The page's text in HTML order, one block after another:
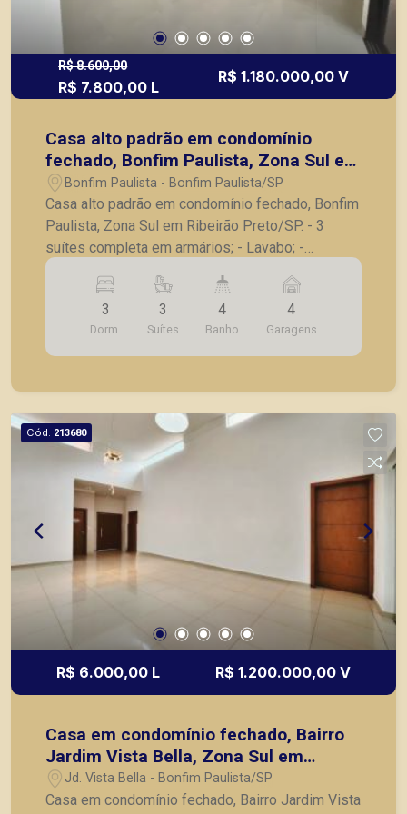
R$ 8.600,00
R$ 7.800,00 L
R$ 1.180.000,00 V
Casa alto padrão em condomínio
fechado, Bonfim Paulista, Zona Sul em
Ribeirão Preto/SP.
Bonfim Paulista - Bonfim Paulista/SP
Casa alto padrão em condomínio fechado, Bonfim
Paulista, Zona Sul em Ribeirão Preto/SP. - 3
suítes completa em armários; - Lavabo; -
Escritório; - Sala para 2 ambientes; - Cozinha
planejada com cooktop e churrasqueira; -
Lavanderia; - Corredores laterais; - Ducha; -
Piscina; - 4 vagas de garagem. A Piramid tem
como objetivo atender seus clientes com
principais lançamentos da cidade de Ribeirão
Preto.
3
Dorm.
3
Suítes
4
Banho
4
Garagens
Cód. 213680
R$ 6.000,00 L R$ 1.200.000,00 V
Casa em condomínio fechado, Bairro
Jardim Vista Bella, Zona Sul em
Ribeirão Preto/SP:
Jd. Vista Bella - Bonfim Paulista/SP
Casa em condomínio fechado, Bairro Jardim Vista